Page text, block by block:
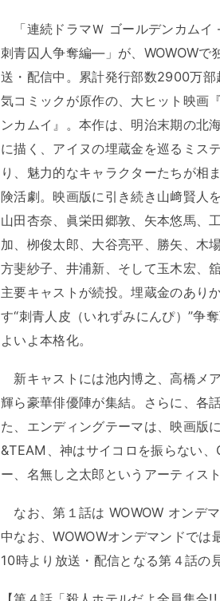
「連続ドラマＷ ゴールデンカム
刺青囚人争奪編―」が、WOWOWで
送・配信中。累計発行部数2900万部
気コミックが原作の、大ヒット映画
ンカムイ』。本作は、明治末期の北
に描く、アイヌの埋蔵金を巡るミス
り、魅力的なキャラクターたちが相
険活劇。映画版に引き続き山﨑賢人
山田杏奈、眞栄田郷敦、矢本悠馬、
加、栁俊太郎、大谷亮平、勝矢、木
方斐紗子、井浦新、そして玉木宏、
主要キャストが続投。埋蔵金のあり
す“刺青人皮（いれずみにんぴ）”争
よいよ本格化。
新キャストには池内博之、高橋メ
輝ら豪華俳優陣が集結。さらに、各
た、エンディングテーマは、映画
&TEAM、神はサイコロを振らない
ー、名無し之太郎というアーティス
なお、第１話は WOWOW オンデ
中なお、WOWOWオンデマンドで
10時より放送・配信となる第４話の